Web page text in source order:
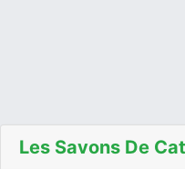
Les Savons De